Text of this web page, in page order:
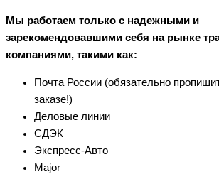
Мы работаем только с надежными и
зарекомендовавшими себя на рынке
компаниями, такими как:
Почта России (обязательно
заказе!)
Деловые линии
СДЭК
Экспресс-Авто
Major